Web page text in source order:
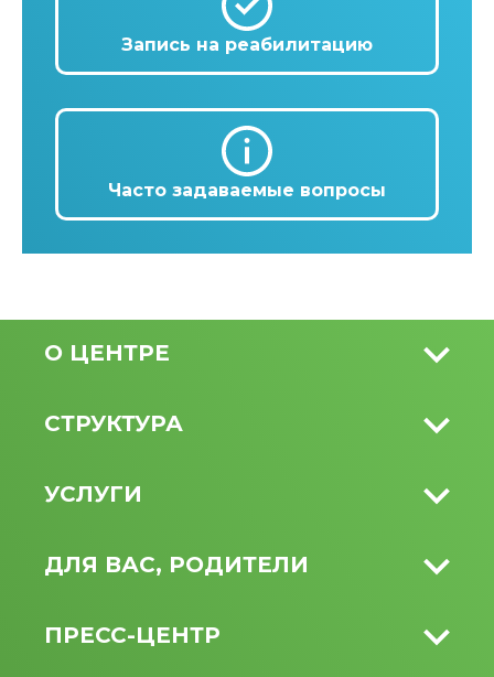
Запись на реабилитацию
Часто задаваемые вопросы
О ЦЕНТРЕ
СТРУКТУРА
УСЛУГИ
ДЛЯ ВАС, РОДИТЕЛИ
ПРЕСС-ЦЕНТР